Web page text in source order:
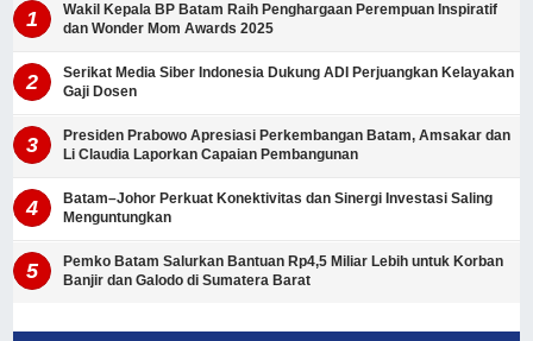
Wakil Kepala BP Batam Raih Penghargaan Perempuan Inspiratif
dan Wonder Mom Awards 2025
Serikat Media Siber Indonesia Dukung ADI Perjuangkan Kelayakan
Gaji Dosen
Presiden Prabowo Apresiasi Perkembangan Batam, Amsakar dan
Li Claudia Laporkan Capaian Pembangunan
Batam–Johor Perkuat Konektivitas dan Sinergi Investasi Saling
Menguntungkan
Pemko Batam Salurkan Bantuan Rp4,5 Miliar Lebih untuk Korban
Banjir dan Galodo di Sumatera Barat